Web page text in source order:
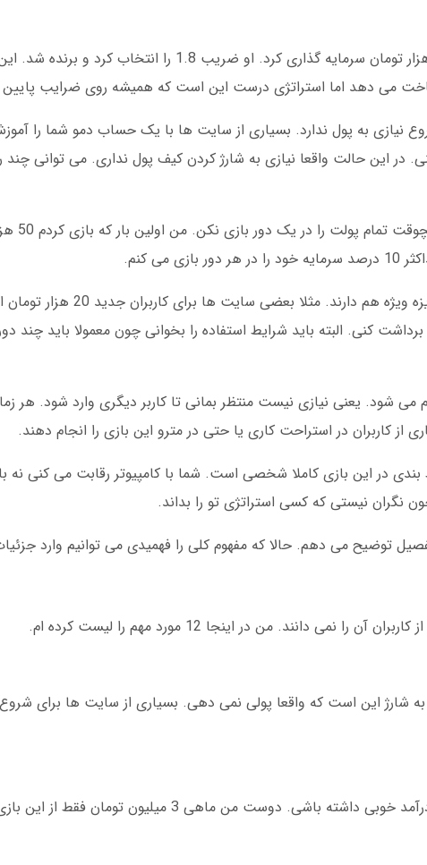
می دهد اما استراتژی درست این است که همیشه روی ضرایب پایین
شروع نیازی به پول ندارد. بسیاری از سایت ها با یک حساب دمو شما را
در این حالت واقعا نیازی به شارژ کردن کیف پول نداری. می توانی چند
یک نکته
کنم.
سایت های مختلف بازی انفجار رایگان با جایزه ویژه
کنی. البته باید شرایط استفاده را بخوانی چون معمولا باید چند
می شود. یعنی نیازی نیست منتظر بمانی تا کاربر دیگری وارد شود. هر
کاربران در استراحت کاری یا حتی در مترو این بازی را انجام دهند.
در این بازی کاملا شخصی است. شما با کامپیوتر رقابت می کنی نه با
نیستی که کسی استراتژی تو را بداند.
توضیح می دهم. حالا که مفهوم کلی را فهمیدی می توانیم وارد
دانند. من در اینجا 12 مورد مهم را لیست کرده ام.
به شارژ این است که واقعا پولی نمی دهی. بسیاری از سایت ها برای شروع
من ماهی 3 میلیون تومان فقط از این بازی درآمد داشته است.